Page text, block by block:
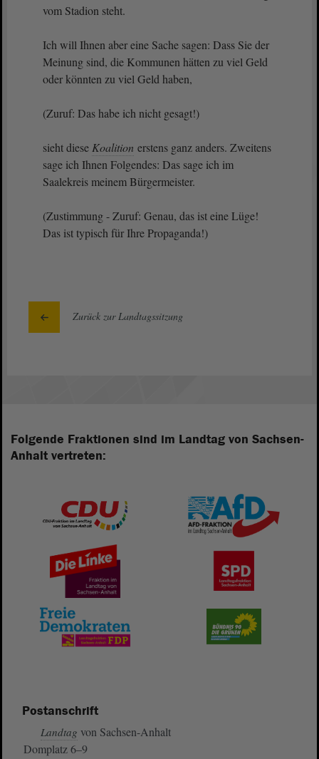
vom Stadion steht.
Ich will Ihnen aber eine Sache sagen: Dass Sie der
Meinung sind, die Kommunen hätten zu viel Geld
oder könnten zu viel Geld haben,
(Zuruf: Das habe ich nicht gesagt!)
sieht diese Koalition erstens ganz anders. Zweitens
sage ich Ihnen Folgendes: Das sage ich im
Saalekreis meinem Bürgermeister.
(Zustimmung - Zuruf: Genau, das ist eine Lüge!
Das ist typisch für Ihre Propaganda!)
Zurück zur Landtagssitzung
Folgende Fraktionen sind im Landtag von Sachsen-
Anhalt vertreten:
Postanschrift
Landtag von Sachsen-Anhalt
Domplatz 6–9